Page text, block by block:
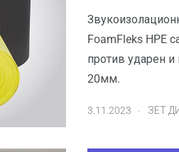
FoamFleks HPE
против ударен
20мм.
3.11.2023 ЗЕТ